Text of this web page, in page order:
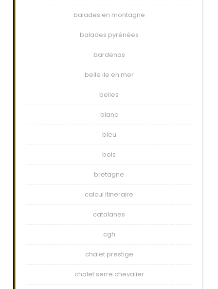
balades en montagne
balades pyrénées
bardenas
belle ile en mer
belles
blanc
bleu
bois
bretagne
calcul itineraire
catalanes
cgh
chalet prestige
chalet serre chevalier